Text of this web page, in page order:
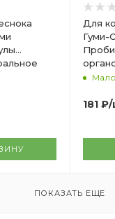
БШ
Для
Гуми-
Мало
181 ₽/
ПОКАЗАТЬ ЕЩЕ